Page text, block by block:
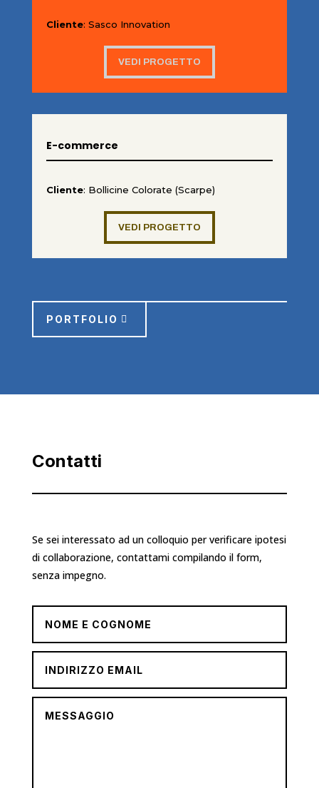
Cliente: Sasco Innovation
VEDI PROGETTO
E-commerce
Cliente: Bollicine Colorate (Scarpe)
VEDI PROGETTO
PORTFOLIO
Contatti
Se sei interessato ad un colloquio per verificare ipotesi
di collaborazione, contattami compilando il form,
senza impegno.